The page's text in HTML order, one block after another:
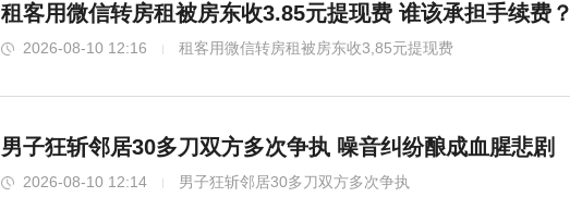
租客用微信转房租被房东收3.85元提现费 谁该承担手续费？
2026-08-10 12:16 租客用微信转房租被房东收3,85元提现费
男子狂斩邻居30多刀双方多次争执 噪音纠纷酿成血腥悲剧
2026-08-10 12:14 男子狂斩邻居30多刀双方多次争执